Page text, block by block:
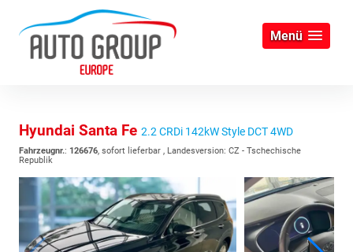
Menü
Hyundai Santa Fe 2.2 CRDi 142kW Style DCT 4WD
Fahrzeugnr.: 126676, sofort lieferbar , Landesversion: CZ - Tschechische
Republik